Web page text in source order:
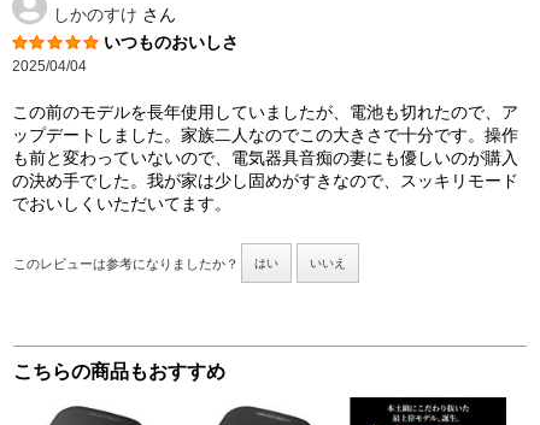
しかのすけ さん
いつものおいしさ
2025/04/04
この前のモデルを長年使用していましたが、電池も切れたので、ア
ップデートしました。家族二人なのでこの大きさで十分です。操作
も前と変わっていないので、電気器具音痴の妻にも優しいのが購入
の決め手でした。我が家は少し固めがすきなので、スッキリモード
でおいしくいただいてます。
このレビューは参考になりましたか？ はい いいえ
こちらの商品もおすすめ